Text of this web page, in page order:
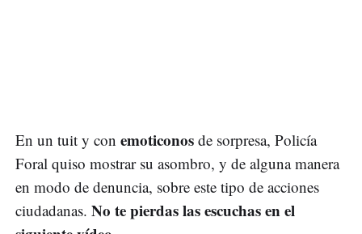
En un tuit y con emoticonos de sorpresa, Policía
Foral quiso mostrar su asombro, y de alguna manera
en modo de denuncia, sobre este tipo de acciones
ciudadanas. No te pierdas las escuchas en el